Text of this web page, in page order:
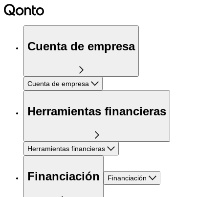
Cuenta de empresa
Cuenta de empresa
Herramientas financieras
Herramientas financieras
Financiación Financiación